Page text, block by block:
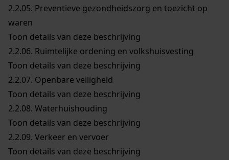
2.2.05. Preventieve gezondheidszorg en toezicht op
waren
Toon details van deze beschrijving
2.2.06. Ruimtelijke ordening en volkshuisvesting
Toon details van deze beschrijving
2.2.07. Openbare veiligheid
Toon details van deze beschrijving
2.2.08. Waterhuishouding
Toon details van deze beschrijving
2.2.09. Verkeer en vervoer
Toon details van deze beschrijving